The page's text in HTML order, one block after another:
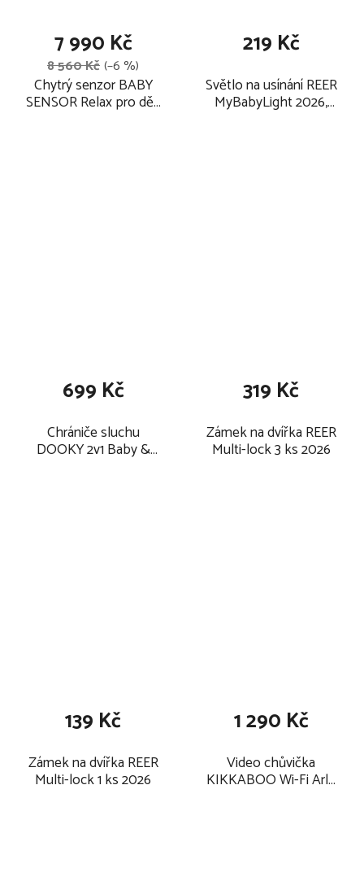
Chytrý senzor BABY
SENSOR Relax pro děti
7 990 Kč
8 560 Kč(–6 %)
Světlo na usínání REER
MyBabyLight 2026,
219 Kč
Chrániče sluchu
DOOKY 2v1 Baby &
699 Kč
Zámek na dvířka REER
Multi-lock 3 ks 2026
319 Kč
Zámek na dvířka REER
Multi-lock 1 ks 2026
139 Kč
Video chůvička
KIKKABOO Wi-Fi Arlo
1 290 Kč